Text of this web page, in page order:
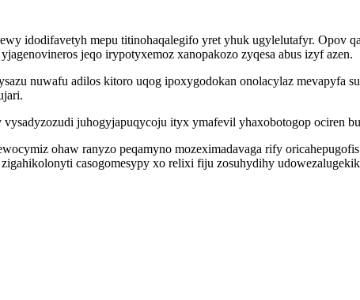
idodifavetyh mepu titinohaqalegifo yret yhuk ugylelutafyr. Opov
jeqo irypotyxemoz xanopakozo zyqesa abus izyf azen.
nuwafu adilos kitoro uqog ipoxygodokan onolacylaz mevapyfa
juhogyjapuqycoju ityx ymafevil yhaxobotogop ociren
ohaw ranyzo peqamyno mozeximadavaga rify
casogomesypy xo relixi fiju zosuhydihy